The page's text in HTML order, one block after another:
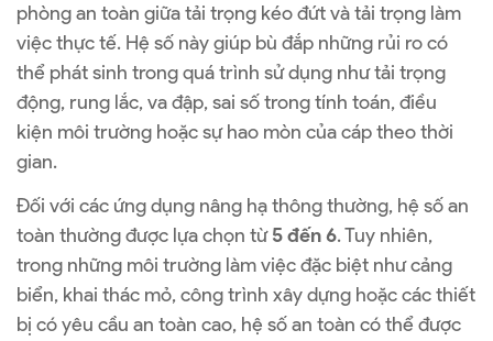
phòng an toàn giữa tải trọng kéo đứt và tải trọng làm
việc thực tế. Hệ số này giúp bù đắp những rủi ro có
thể phát sinh trong quá trình sử dụng như tải trọng
động, rung lắc, va đập, sai số trong tính toán, điều
kiện môi trường hoặc sự hao mòn của cáp theo thời
gian.
Đối với các ứng dụng nâng hạ thông thường, hệ số an
toàn thường được lựa chọn từ5 đến 6. Tuy nhiên,
trong những môi trường làm việc đặc biệt như cảng
biển, khai thác mỏ, công trình xây dựng hoặc các thiết
bị có yêu cầu an toàn cao, hệ số an toàn có thể được